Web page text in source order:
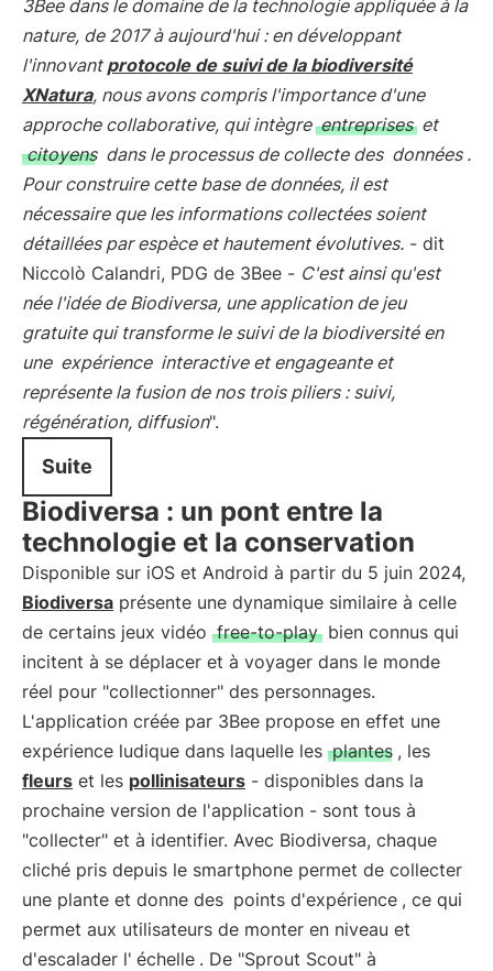
3Bee dans le domaine de la technologie appliquée à la
nature, de 2017 à aujourd'hui : en développant
l'innovant protocole de suivi de la biodiversité
XNatura, nous avons compris l'importance d'une
approche collaborative, qui intègre entreprises et
citoyens dans le processus de collecte des données .
Pour construire cette base de données, il est
nécessaire que les informations collectées soient
détaillées par espèce et hautement évolutives. - dit
Niccolò Calandri, PDG de 3Bee - C'est ainsi qu'est
née l'idée de Biodiversa, une application de jeu
gratuite qui transforme le suivi de la biodiversité en
une expérience interactive et engageante et
représente la fusion de nos trois piliers : suivi,
régénération, diffusion".
Suite
Biodiversa : un pont entre la
technologie et la conservation
Disponible sur iOS et Android à partir du 5 juin 2024,
Biodiversa présente une dynamique similaire à celle
de certains jeux vidéo free-to-play bien connus qui
incitent à se déplacer et à voyager dans le monde
réel pour "collectionner" des personnages.
L'application créée par 3Bee propose en effet une
expérience ludique dans laquelle les plantes , les
fleurs et les pollinisateurs - disponibles dans la
prochaine version de l'application - sont tous à
"collecter" et à identifier. Avec Biodiversa, chaque
cliché pris depuis le smartphone permet de collecter
une plante et donne des points d'expérience , ce qui
permet aux utilisateurs de monter en niveau et
d'escalader l' échelle . De "Sprout Scout" à